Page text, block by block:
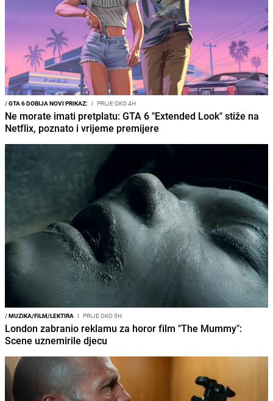
/GTA 6 DOBIJA NOVI PRIKAZ: I PRIJE OKO 4H
Ne morate imati pretplatu: GTA 6 "Extended Look" stiže na
Netflix, poznato i vrijeme premijere
/MUZIKA/FILM/LEKTIRA I PRIJE OKO 5H
London zabranio reklamu za horor film "The Mummy":
Scene uznemirile djecu